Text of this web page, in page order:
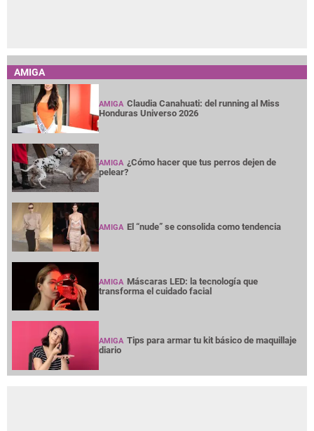
AMIGA
AMIGA Claudia Canahuati: del running al Miss
Honduras Universo 2026
AMIGA ¿Cómo hacer que tus perros dejen de
pelear?
AMIGA El “nude” se consolida como tendencia
AMIGA Máscaras LED: la tecnología que
transforma el cuidado facial
AMIGA Tips para armar tu kit básico de maquillaje
diario